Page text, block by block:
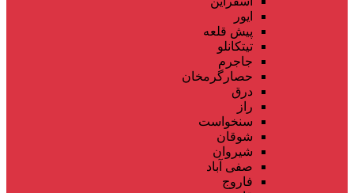
ایور
پیش قلعه
تیتکانلو
جاجرم
حصارگرمخان
درق
راز
سنخواست
شوقان
شیروان
صفی آباد
فاروج